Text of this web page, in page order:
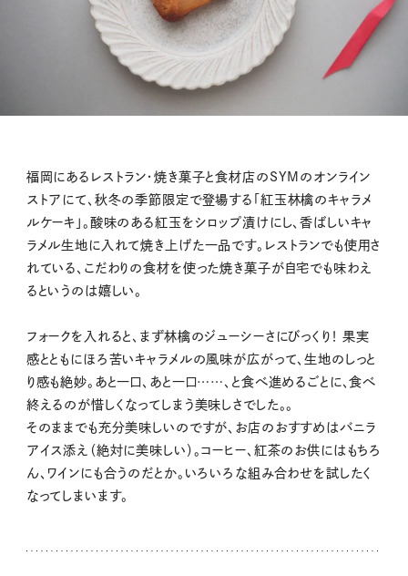
福岡にあるレストラン・焼き菓子と食材店のSYMのオンライン
ストアにて、秋冬の季節限定で登場する「紅玉林檎のキャラメ
ルケーキ」。酸味のある紅玉をシロップ漬けにし、香ばしいキャ
ラメル生地に入れて焼き上げた一品です。レストランでも使用さ
れている、こだわりの食材を使った焼き菓子が自宅でも味わえ
るというのは嬉しい。
フォークを入れると、まず林檎のジューシーさにびっくり！ 果実
感とともにほろ苦いキャラメルの風味が広がって、生地のしっと
り感も絶妙。あと一口、あと一口……、と食べ進めるごとに、食べ
終えるのが惜しくなってしまう美味しさでした。。
そのままでも充分美味しいのですが、お店のおすすめはバニラ
アイス添え（絶対に美味しい）。コーヒー、紅茶のお供にはもちろ
ん、ワインにも合うのだとか。いろいろな組み合わせを試したく
なってしまいます。